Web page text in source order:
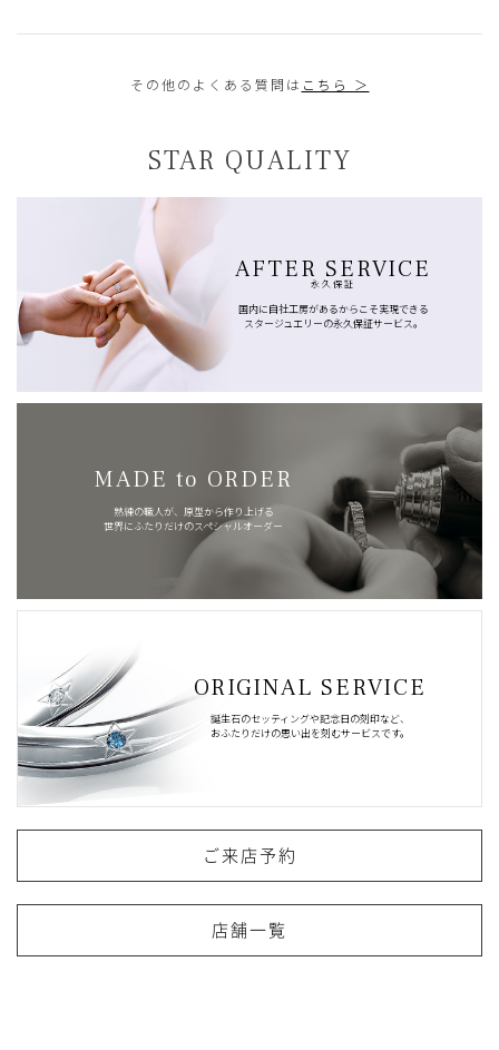
その他のよくある質問は こちら ＞
STAR QUALITY
AFTER SERVICE
永久保証
国内に自社工房があるからこそ実現できる
スタージュエリーの永久保証サービス。
MADE to ORDER
熟練の職人が、原型から作り上げる
世界にふたりだけのスペシャルオーダー
ORIGINAL SERVICE
誕生石のセッティングや記念日の刻印など、
おふたりだけの思い出を刻むサービスです。
ご来店予約
店舗一覧